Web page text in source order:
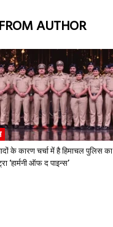
AUTHOR
के कारण चर्चा में है हिमाचल पुलिस का
‘हार्मनी ऑफ द पाइन्स’